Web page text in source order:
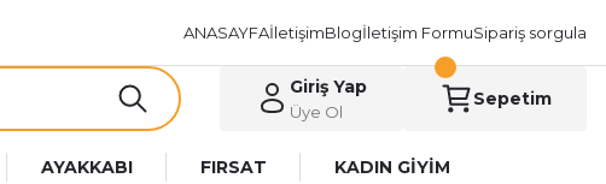
ANASAYFAİletişimBlogİletişim FormuSipariş sorgula
Giriş Yap
Üye Ol
Sepetim
AYAKKABI FIRSAT KADIN GİYİM